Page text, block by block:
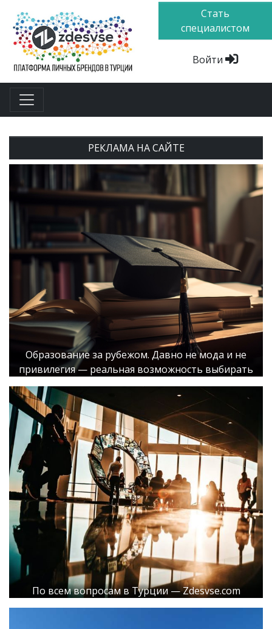
Стать
специалистом
Войти
РЕКЛАМА НА САЙТЕ
Образование за рубежом. Давно не мода и не
привилегия — реальная возможность выбирать
По всем вопросам в Турции — Zdesvse.com